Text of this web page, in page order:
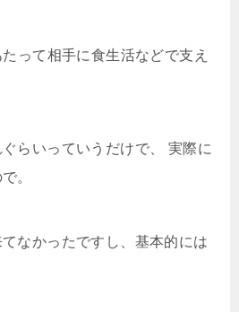
って相手に食生活などで支え
らいっていうだけで、 実際に
。
なかったですし、基本的には